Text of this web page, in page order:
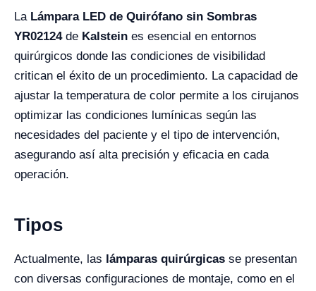
La Lámpara LED de Quirófano sin Sombras
YR02124de Kalstein es esencial en entornos
quirúrgicos donde las condiciones de visibilidad
critican el éxito de un procedimiento. La capacidad de
ajustar la temperatura de color permite a los cirujanos
optimizar las condiciones lumínicas según las
necesidades del paciente y el tipo de intervención,
asegurando así alta precisión y eficacia en cada
operación.
Tipos
Actualmente, las lámparas quirúrgicas se presentan
con diversas configuraciones de montaje, como en el